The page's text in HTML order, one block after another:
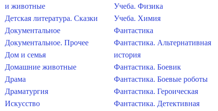
и животные
Детская литература. Сказки
Документальное
Документальное. Прочее
Дом и семья
Домашние животные
Драма
Драматургия
Искусство
Учеба. Физика
Учеба. Химия
Фантастика
Фантастика. Альтернативная
история
Фантастика. Боевик
Фантастика. Боевые роботы
Фантастика. Героическая
Фантастика. Детективная